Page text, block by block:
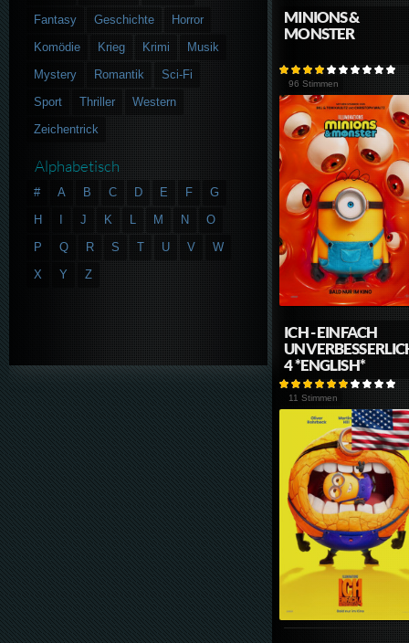
MINIONS &
MONSTER
96 Stimmen
ICH - EINFACH
4 *ENGLISH*
11 Stimmen
Fantasy
Geschichte
Horror
Komödie
Krieg Krimi
Musik
Mystery
Romantik
Sci-Fi
Sport
Thriller
Western
Zeichentrick
Alphabetisch
# A B C D E F
G
H
J K L M N
O
P
Q R S T U V
W
X
Y Z